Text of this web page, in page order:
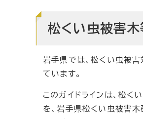
松くい虫被害木
岩手県では、松くい虫被
ています。
このガイドラインは、松
を、岩手県松くい虫被害